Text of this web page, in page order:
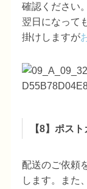
確認ください。
翌日になって
掛けしますが
【8】ポス
配送のご依頼
します。また